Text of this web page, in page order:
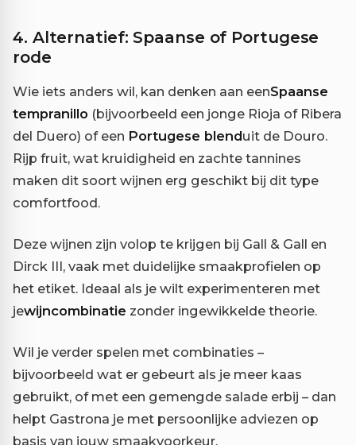
4. Alternatief: Spaanse of Portugese
rode
Wie iets anders wil, kan denken aan eenSpaanse
tempranillo (bijvoorbeeld een jonge Rioja of Ribera
del Duero) of een Portugese blenduit de Douro.
Rijp fruit, wat kruidigheid en zachte tannines
maken dit soort wijnen erg geschikt bij dit type
comfortfood.
Deze wijnen zijn volop te krijgen bij Gall & Gall en
Dirck III, vaak met duidelijke smaakprofielen op
het etiket. Ideaal als je wilt experimenteren met
jewijncombinatie zonder ingewikkelde theorie.
Wil je verder spelen met combinaties –
bijvoorbeeld wat er gebeurt als je meer kaas
gebruikt, of met een gemengde salade erbij – dan
helpt Gastrona je met persoonlijke adviezen op
basis van jouw smaakvoorkeur.